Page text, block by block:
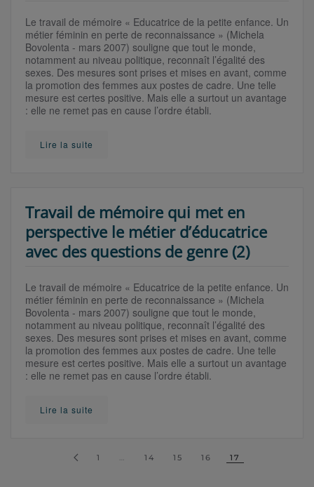
Le travail de mémoire « Educatrice de la petite enfance. Un
métier féminin en perte de reconnaissance » (Michela
Bovolenta - mars 2007) souligne que tout le monde,
notamment au niveau politique, reconnaît l’égalité des
sexes. Des mesures sont prises et mises en avant, comme
la promotion des femmes aux postes de cadre. Une telle
mesure est certes positive. Mais elle a surtout un avantage
: elle ne remet pas en cause l’ordre établi.
Lire la suite
Travail de mémoire qui met en
perspective le métier d’éducatrice
avec des questions de genre (2)
Le travail de mémoire « Educatrice de la petite enfance. Un
métier féminin en perte de reconnaissance » (Michela
Bovolenta - mars 2007) souligne que tout le monde,
notamment au niveau politique, reconnaît l’égalité des
sexes. Des mesures sont prises et mises en avant, comme
la promotion des femmes aux postes de cadre. Une telle
mesure est certes positive. Mais elle a surtout un avantage
: elle ne remet pas en cause l’ordre établi.
Lire la suite
1 … 14 15 16 17